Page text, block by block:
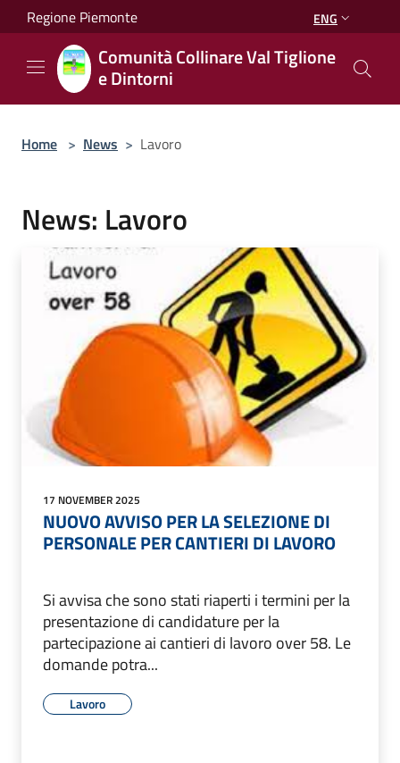
Salta al contenuto principale
Regione Piemonte ENG
Comunità Collinare Val Tiglione
e Dintorni
Home > News > Lavoro
News: Lavoro
17 NOVEMBER 2025
NUOVO AVVISO PER LA SELEZIONE DI
PERSONALE PER CANTIERI DI LAVORO
Si avvisa che sono stati riaperti i termini per la
presentazione di candidature per la
partecipazione ai cantieri di lavoro over 58. Le
domande potra...
Lavoro